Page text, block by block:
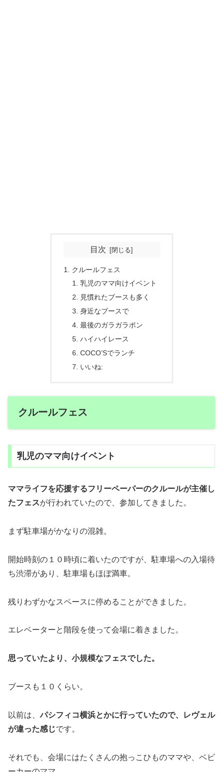
目次
クルールフェス
乳児のママ向けイベント
見慣れたブースも多く
身近なブースで
最後のガラガラポン
ハイハイレース
COCO’Sでランチ
いいね:
クルールフェス
乳児のママ向けイベント
ママライフを応援するフリーペーパーのクルールが主催し
たフェスが行われていたので、参加してきました。
まず駐車場がかなりの混雑。
開始時刻の１０時頃に着いたのですが、駐車場への入場待
ち渋滞があり、駐車場もほぼ満車。
残りわずかなスペースに停めることができました。
エレベーターと階段を使って会場に着きました。
思っていたより、小規模なフェスでした。
ブースも１０くらい。
以前は、パシフィコ横浜とかに行っていたので、レヴェル
が違った感じです。
それでも、会場にはたくさんの抱っこひものママや、ベビ